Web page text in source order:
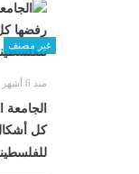
غير مصنف
منذ 6 أشهر
الجامعة
كل